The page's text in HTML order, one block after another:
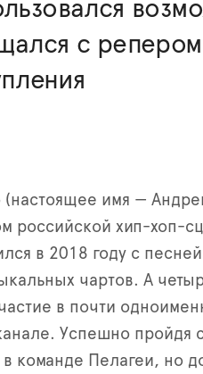
с
(настоящее имя —
российской хип-хоп-
в 2018 году с
чартов. А
в почти
Успешно пройдя
в команде Пелагеи, но